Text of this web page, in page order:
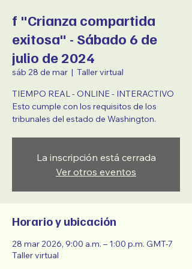
f "Crianza compartida
exitosa" - Sábado 6 de
julio de 2024
sáb 28 de mar
  |
Taller virtual
TIEMPO REAL - ONLINE - INTERACTIVO
Esto cumple con los requisitos de los
tribunales del estado de Washington.
La inscripción está cerrada
Ver otros eventos
Horario y ubicación
28 mar 2026, 9:00 a.m. – 1:00 p.m. GMT-7
Taller virtual